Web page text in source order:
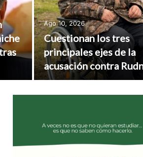
Ago 10, 2026
Cuestionan los tres
principales ejes de la
acusación contra